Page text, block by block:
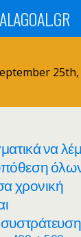
25th,
να
χρονική